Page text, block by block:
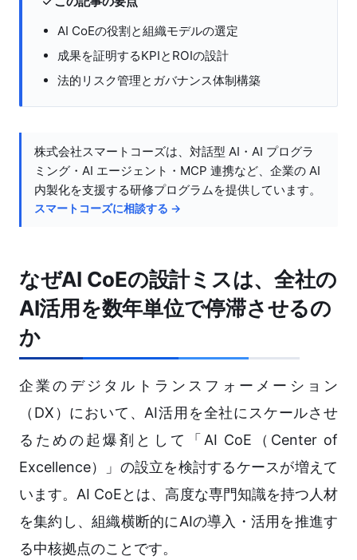
AI CoEの役割と組織モデルの選定
成果を証明するKPIとROIの設計
法的リスク管理とガバナンス体制構築
株式会社スマートコーズは、対話型 AI・AI プログラ
ミング・AI エージェント・MCP 連携など、企業の AI
内製化を支援する研修プログラムを提供しています。
スマートコーズに相談する →
なぜAI CoEの設計ミスは、全社の
AI活用を数年単位で停滞させるの
か
企業のデジタルトランスフォーメーション
（DX）において、AI活用を全社にスケールさせ
るための起爆剤として「AI CoE（Center of
Excellence）」の設立を検討するケースが増えて
います。AI CoEとは、高度な専門知識を持つ人材
を集約し、組織横断的にAIの導入・活用を推進す
る中核拠点のことです。